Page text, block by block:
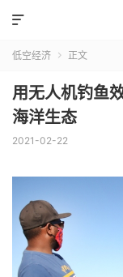

低空经济  正文
用无人机钓鱼
海洋生态
2021-02-22